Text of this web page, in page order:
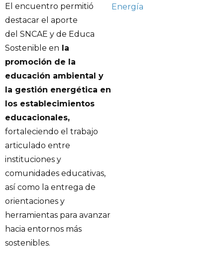
El encuentro permitió
destacar el aporte
del SNCAE y de Educa
Sostenible en la
promoción de la
educación ambiental y
la gestión energética en
los establecimientos
educacionales,
fortaleciendo el trabajo
articulado entre
instituciones y
comunidades educativas,
así como la entrega de
orientaciones y
herramientas para avanzar
hacia entornos más
sostenibles.
Energía